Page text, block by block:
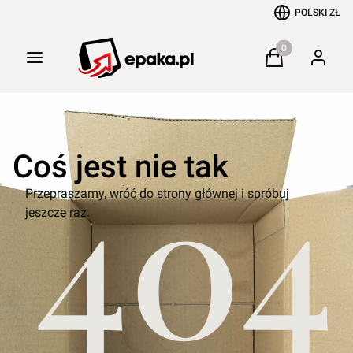
POLSKI ZŁ
Menu Produkty w
Koszyk Zaloguj
Coś jest nie tak
Przepraszamy, wróć do strony głównej i spróbuj
jeszcze raz.